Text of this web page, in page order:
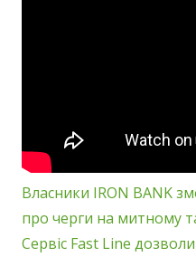
Власники IRON BANK
про черги на митному
Сервіс Fast Line